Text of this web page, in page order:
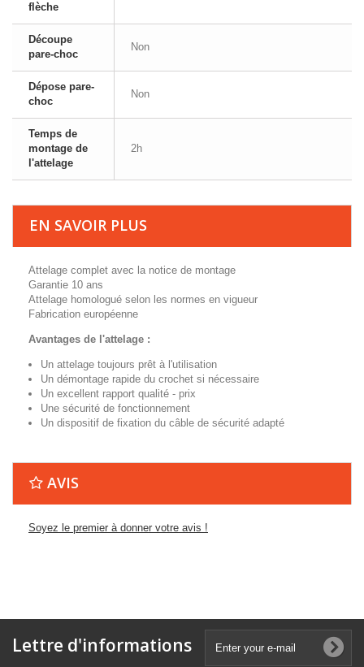
flèche
Découpe
pare-choc
Non
Dépose pare-
choc
Non
Temps de
montage de
l'attelage
2h
EN SAVOIR PLUS
Attelage complet avec la notice de montage
Garantie 10 ans
Attelage homologué selon les normes en vigueur
Fabrication européenne
Avantages de l'attelage :
Un attelage toujours prêt à l'utilisation
Un démontage rapide du crochet si nécessaire
Un excellent rapport qualité - prix
Une sécurité de fonctionnement
Un dispositif de fixation du câble de sécurité adapté
AVIS
Soyez le premier à donner votre avis !
Lettre d'informations